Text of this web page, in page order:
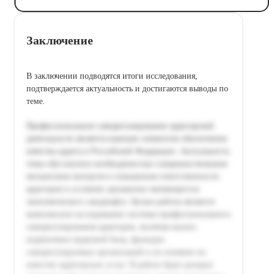
Заключение
В заключении подводятся итоги исследования,
подтверждается актуальность и достигаются выводы по
теме.